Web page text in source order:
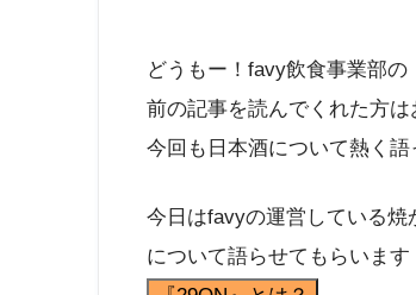
どうもー！favy飲食事業部の
前の記事を読んでくれた方は
今回も日本酒について熱く語
今日はfavyの運営している焼
について語らせてもらいます